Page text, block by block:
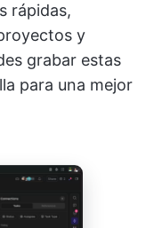
rápidas,
y
grabar estas
para una mejor